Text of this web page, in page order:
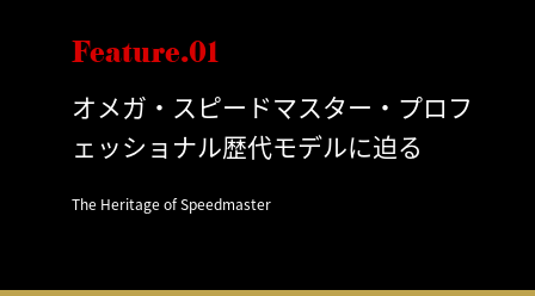
Feature.01
オメガ・スピードマスター・プロフ
ェッショナル歴代モデルに迫る
The Heritage of Speedmaster